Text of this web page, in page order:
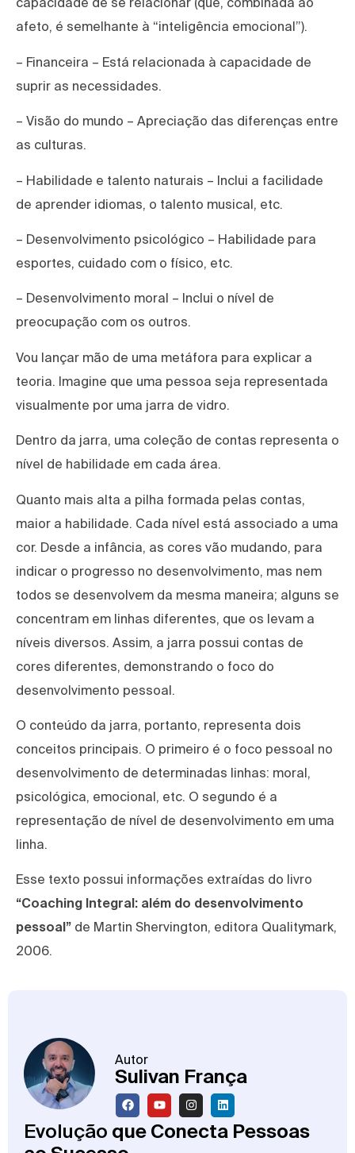
afeto, é semelhante à “inteligência emocional”).
– Financeira – Está relacionada à capacidade de
suprir as necessidades.
– Visão do mundo – Apreciação das diferenças entre
as culturas.
– Habilidade e talento naturais – Inclui a facilidade
de aprender idiomas, o talento musical, etc.
– Desenvolvimento psicológico – Habilidade para
esportes, cuidado com o físico, etc.
– Desenvolvimento moral – Inclui o nível de
preocupação com os outros.
Vou lançar mão de uma metáfora para explicar a
teoria. Imagine que uma pessoa seja representada
visualmente por uma jarra de vidro.
Dentro da jarra, uma coleção de contas representa o
nível de habilidade em cada área.
Quanto mais alta a pilha formada pelas contas,
maior a habilidade. Cada nível está associado a uma
cor. Desde a infância, as cores vão mudando, para
indicar o progresso no desenvolvimento, mas nem
todos se desenvolvem da mesma maneira; alguns se
concentram em linhas diferentes, que os levam a
níveis diversos. Assim, a jarra possui contas de
cores diferentes, demonstrando o foco do
desenvolvimento pessoal.
O conteúdo da jarra, portanto, representa dois
conceitos principais. O primeiro é o foco pessoal no
desenvolvimento de determinadas linhas: moral,
psicológica, emocional, etc. O segundo é a
representação de nível de desenvolvimento em uma
linha.
Esse texto possui informações extraídas do livro
“Coaching Integral: além do desenvolvimento
pessoal” de Martin Shervington, editora Qualitymark,
2006.
Autor
Sulivan França
Evolução que Conecta Pessoas